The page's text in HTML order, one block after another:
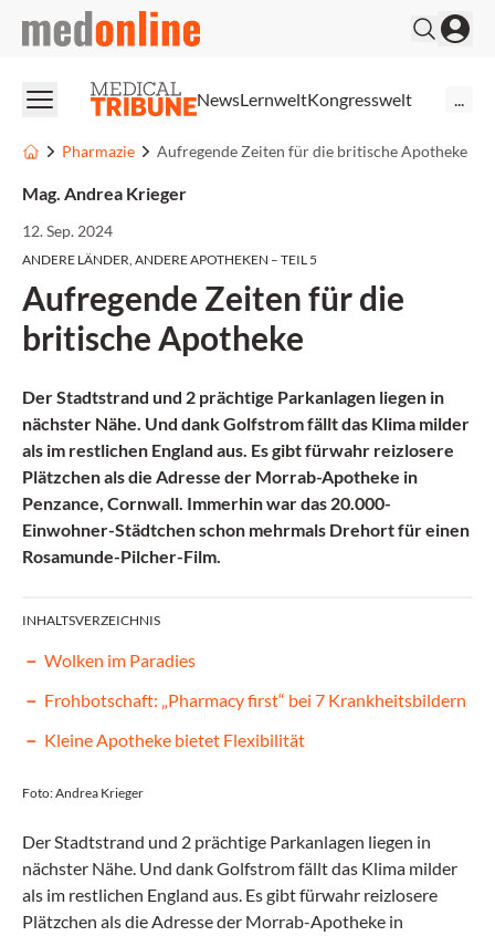
medonline
NewsLernweltKongresswelt
Pharmazie Aufregende Zeiten für die britische Apotheke
Mag. Andrea Krieger
12. Sep. 2024
ANDERE LÄNDER, ANDERE APOTHEKEN – TEIL 5
Aufregende Zeiten für die
britische Apotheke
Der Stadtstrand und 2 prächtige Parkanlagen liegen in
nächster Nähe. Und dank Golfstrom fällt das Klima milder
als im restlichen England aus. Es gibt fürwahr reizlosere
Plätzchen als die Adresse der Morrab-Apotheke in
Penzance, Cornwall. Immerhin war das 20.000-
Einwohner-Städtchen schon mehrmals Drehort für einen
Rosamunde-Pilcher-Film.
INHALTSVERZEICHNIS
Wolken im Paradies
Frohbotschaft: „Pharmacy first“ bei 7 Krankheitsbildern
Kleine Apotheke bietet Flexibilität
Foto: Andrea Krieger
Der Stadtstrand und 2 prächtige Parkanlagen liegen in
nächster Nähe. Und dank Golfstrom fällt das Klima milder
als im restlichen England aus. Es gibt fürwahr reizlosere
Plätzchen als die Adresse der Morrab-Apotheke in